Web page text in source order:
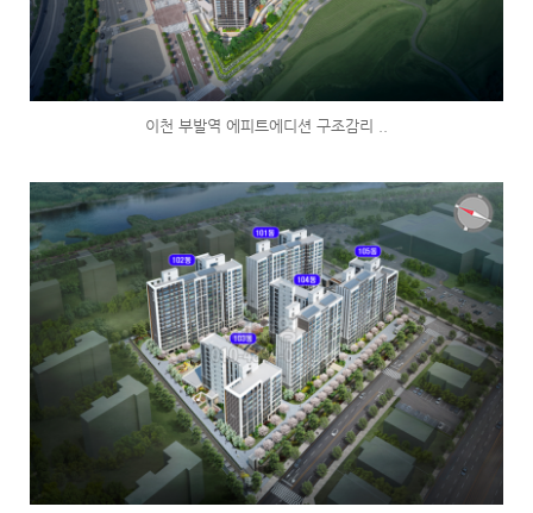
이천 부발역 에피트에디션 구조감리 ..